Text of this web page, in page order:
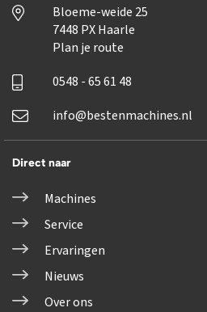
Bloeme-weide 25
7448 PX Haarle
Plan je route
0548 - 65 61 48
info@bestenmachines.nl
Direct naar
Machines
Service
Ervaringen
Nieuws
Over ons